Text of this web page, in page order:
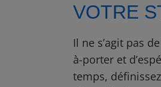
VOTRE
Il ne s’agit pas
à-porter et
temps, définissez